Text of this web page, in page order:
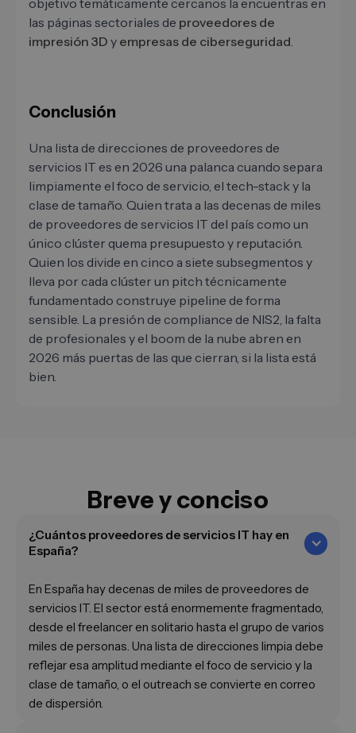
objetivo temáticamente cercanos la encuentras en
las páginas sectoriales de proveedores de
impresión 3D y empresas de ciberseguridad.
Conclusión
Una lista de direcciones de proveedores de
servicios IT es en 2026 una palanca cuando separa
limpiamente el foco de servicio, el tech-stack y la
clase de tamaño. Quien trata a las decenas de miles
de proveedores de servicios IT del país como un
único clúster quema presupuesto y reputación.
Quien los divide en cinco a siete subsegmentos y
lleva por cada clúster un pitch técnicamente
fundamentado construye pipeline de forma
sensible. La presión de compliance de NIS2, la falta
de profesionales y el boom de la nube abren en
2026 más puertas de las que cierran, si la lista está
bien.
Breve y conciso
¿Cuántos proveedores de servicios IT hay en
España?
En España hay decenas de miles de proveedores de
servicios IT. El sector está enormemente fragmentado,
desde el freelancer en solitario hasta el grupo de varios
miles de personas. Una lista de direcciones limpia debe
reflejar esa amplitud mediante el foco de servicio y la
clase de tamaño, o el outreach se convierte en correo
de dispersión.